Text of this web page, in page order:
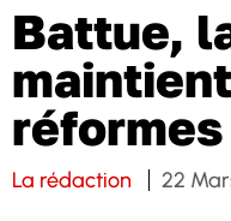
Battue,
réformes
La rédaction 22